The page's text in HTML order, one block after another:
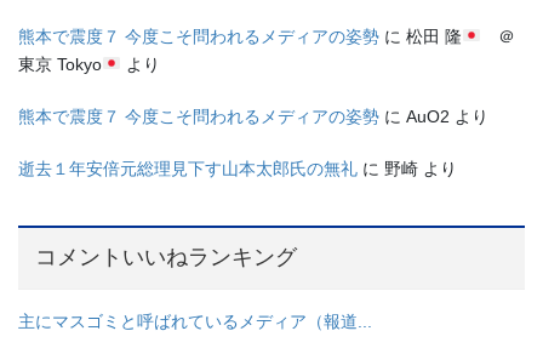
熊本で震度７ 今度こそ問われるメディアの姿勢 に 松田 隆
＠
東京 Tokyo
より
熊本で震度７ 今度こそ問われるメディアの姿勢 に AuO2 より
逝去１年安倍元総理見下す山本太郎氏の無礼 に 野崎 より
コメントいいねランキング
主にマスゴミと呼ばれているメディア（報道...